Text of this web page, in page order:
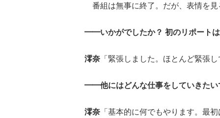
番組は無事に終了。だが、表情を
━━いかがでしたか？ 初のリポート
澪奈 「緊張しました。ほとんど緊張
━━他にはどんな仕事をしていきたい
澪奈 「基本的に何でもやります。最